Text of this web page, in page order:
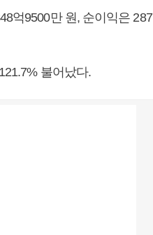
억9500만 원, 순이익은 287
불어났다.